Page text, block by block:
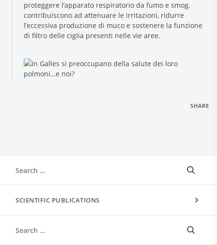
proteggere l’apparato respiratorio da fumo e smog,
contribuiscono ad attenuare le irritazioni, ridurre
l’eccessiva produzione di muco e sostenere la funzione
di filtro delle ciglia presenti nelle vie aree.
SHARE
SCIENTIFIC PUBLICATIONS